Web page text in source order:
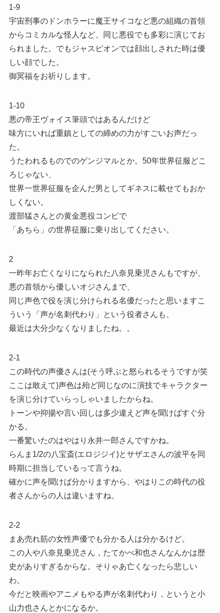
1-9
宇宙刑事のドンホラーに魔王サイコなど悪の組織の首領
からコミカルな怪人など、同じ悪役でも多彩に演じてお
られました。でもジャスピオンでは顔出しされた時は優
しい顔でした。
御冥福をお祈りします。
1-10
悪の帝王ヴォイス筆頭ではあるんだけど
味方にいれば重鎮としての締めの力がすごいお声だっ
た。
うたわれるものでのゲンジマルとか。50年世界征服どこ
ろじゃない、
世界一世界征服を企んだ男としてギネスに載せてもおか
しくない。
渡部猛さんとの黄金悪役コンビで
「あちら」の世界征服に乗り出してください。
2
一昨年お亡くなりになられた八奈見乗児さんもですが、
悪の首領から優しいオジさんまで、
同じ声色で役を演じ分けられる名優だったと思いますこ
ういう「声が名刺代わり」という役者さんも、
最近は大分少なくなりましたね。。
2-1
この時代の声優さんは(そう呼ぶと怒られるそうですが笑
ここは敢えて)声色は殆ど同じなのに演技でキャラクター
を演じ分けていらっしゃいましたからね。
トーンや抑揚や言い回しは多少違えど声を聞けばすぐ分
かる。
一番驚いたのはやはり永井一郎さんですかね。
らんま1/2の八宝斎(エロジジイ)とサザエさんの波平を同
時期に担当しているって言うね。
確かに声を聞けば分かりますから、やはりこの時代の役
者さんからの人は違いますね。
2-2
まあ売れ筋の女性声優でも分かる人は分かるけど。
この人や八奈見乗児さん，たてかべ和也さんなんかは歴
史がありすぎるからな。そりゃあ亡くなったら悲しい
わ。
今だと映画やアニメもやる声が名刺代わり，というと小
山力也さんとかになるか。